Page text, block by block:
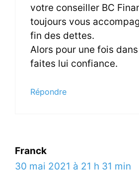
votre conseiller BC
toujours vous
fin des dettes.
Alors pour une fois
faites lui confiance.
Répondre
Franck
30 mai 2021 à 21 h 31 min